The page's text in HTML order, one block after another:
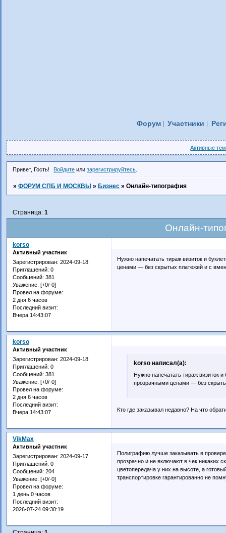
Форум Участники
Активные
Привет, Гость! Войдите илизарегистрируйтесь
» ФОРУМ СПБ И МОСКВЫ » Бизнес » Онлайн‑типография
Страница: 1
korso
Активный участник
Зарегистрирован: 2024-09-18
Приглашений: 0
Сообщений: 381
Уважение: [+0/-0]
Провел на форуме:
2 дня 6 часов
Последний визит:
Вчера 14:43:07
Нужно напечатать тираж визиток и
ценами — без скрытых платежей и с
korso
Активный участник
Зарегистрирован: 2024-09-18
Приглашений: 0
Сообщений: 381
Уважение: [+0/-0]
Провел на форуме:
2 дня 6 часов
Последний визит:
Вчера 14:43:07
korso написал(а):
Нужно напечатать тираж визиток
прозрачными ценами — без
Кто где заказывал недавно? На что
VikMax
Активный участник
Зарегистрирован: 2024-09-17
Приглашений: 0
Сообщений: 204
Уважение: [+0/-0]
Провел на форуме:
1 день 0 часов
Последний визит:
2026-07-24 09:30:19
Полиграфию лучше заказывать в
прозрачно и не включают в чек никаких
цветопередача у них на высоте, а
транспортировке гарантированно не